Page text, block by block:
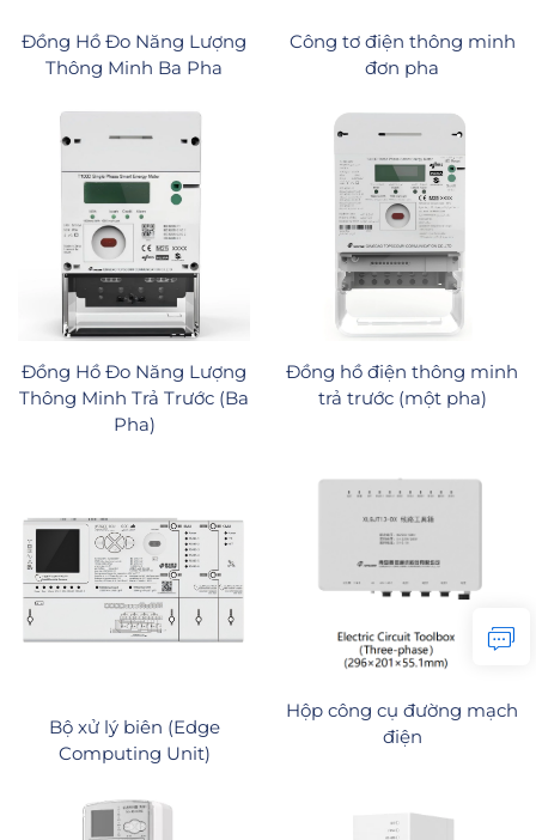
Đồng Hồ Đo Năng Lượng
Thông Minh Ba Pha
Công tơ điện thông minh
đơn pha
Đồng Hồ Đo Năng Lượng
Thông Minh Trả Trước (Ba
Pha)
Đồng hồ điện thông minh
trả trước (một pha)
Bộ xử lý biên (Edge
Computing Unit)
Hộp công cụ đường mạch
điện